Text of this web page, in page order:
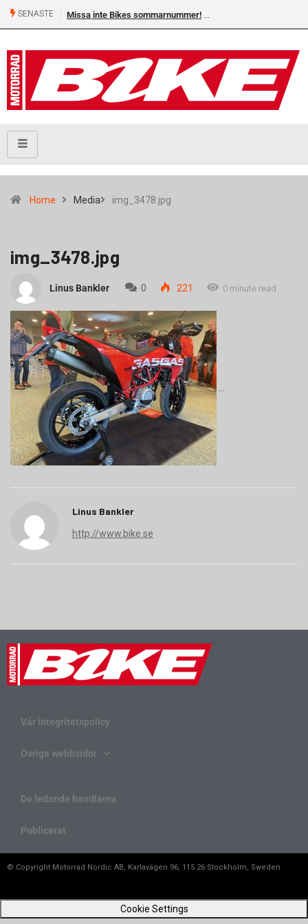
SENASTE Missa inte Bikes sommarnummer!
Home Media img_3478.jpg
img_3478.jpg
Linus Bankler 0 221 0 minute read
Linus Bankler
http://www.bike.se
Vår integritetspolicy
Övriga webbsidor
De ledande handlarna
Publicerat
© Copyright Motorrad Nordic AB, Karlavägen 96, 115 26 Stockholm, Sweden
Cookie Settings